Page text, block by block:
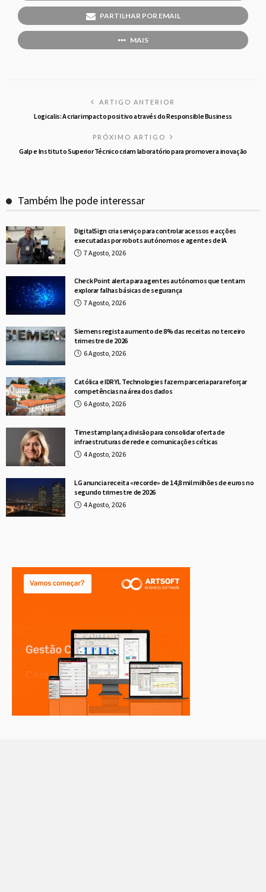
PARTILHAR POR EMAIL
MAIS
ARTIGO ANTERIOR
Logicalis: A criar impacto positivo através do Responsible Business
PRÓXIMO ARTIGO
Galp e Instituto Superior Técnico criam laboratório para promover a inovação
Também lhe pode interessar
DigitalSign cria serviço para controlar acessos e acções
executadas por robots autónomos e agentes de IA
7 Agosto, 2026
Check Point alerta para agentes autónomos que tentam
explorar falhas básicas de segurança
7 Agosto, 2026
Siemens regista aumento de 8% das receitas no terceiro
trimestre de 2026
6 Agosto, 2026
Católica e IDRYL Technologies fazem parceria para reforçar
competências na área dos dados
6 Agosto, 2026
Timestamp lança divisão para consolidar oferta de
infraestruturas de rede e comunicações críticas
4 Agosto, 2026
LG anuncia receita «recorde» de 14,8 mil milhões de euros no
segundo trimestre de 2026
4 Agosto, 2026